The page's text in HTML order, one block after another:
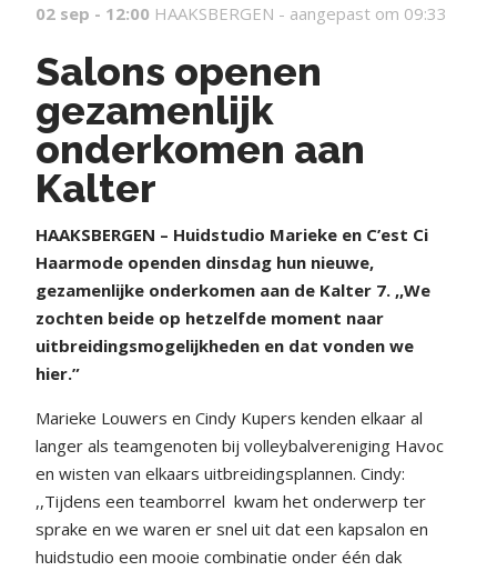
02 sep - 12:00 HAAKSBERGEN - aangepast om 09:33
Salons openen
gezamenlijk
onderkomen aan
Kalter
HAAKSBERGEN – Huidstudio Marieke en C’est Ci
Haarmode openden dinsdag hun nieuwe,
gezamenlijke onderkomen aan de Kalter 7. ,,We
zochten beide op hetzelfde moment naar
uitbreidingsmogelijkheden en dat vonden we
hier.”
Marieke Louwers en Cindy Kupers kenden elkaar al
langer als teamgenoten bij volleybalvereniging Havoc
en wisten van elkaars uitbreidingsplannen. Cindy:
,,Tijdens een teamborrel kwam het onderwerp ter
sprake en we waren er snel uit dat een kapsalon en
huidstudio een mooie combinatie onder één dak